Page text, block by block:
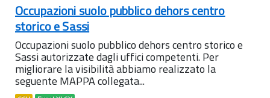
Occupazioni suolo pubblico dehors centro
storico e Sassi
Occupazioni suolo pubblico dehors centro storico e
Sassi autorizzate dagli uffici competenti. Per
migliorare la visibilità abbiamo realizzato la
seguente MAPPA collegata...